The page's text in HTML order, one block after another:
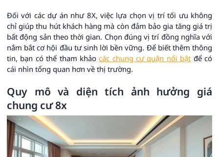
Đối với các dự án như 8X, việc lựa chọn vị trí tối ưu không
chỉ giúp thu hút khách hàng mà còn đảm bảo gia tăng giá trị
bất động sản theo thời gian. Chọn đúng vị trí đồng nghĩa với
nắm bắt cơ hội đầu tư sinh lời bền vững. Để biết thêm thông
tin, bạn có thể tham khảocác chung cư quận nổi bật để có
cái nhìn tổng quan hơn về thị trường.
Quy mô và diện tích ảnh hưởng giá
chung cư 8x